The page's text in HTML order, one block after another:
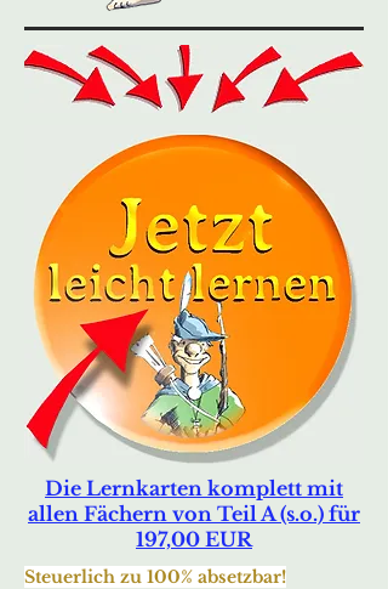
Die Lernkarten komplett mit
allen Fächern von Teil A (s.o.) für
197,00 EUR
Steuerlich zu 100% absetzbar!